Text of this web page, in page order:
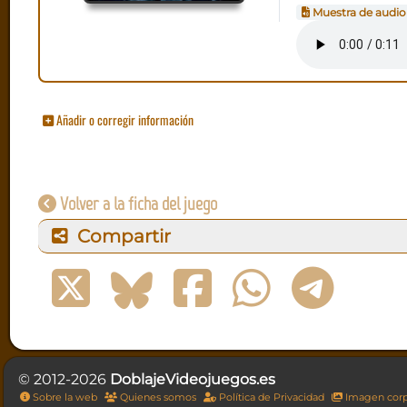
Muestra de audio
Añadir o corregir información
Volver a la ficha del juego
Compartir
© 2012-2026 DoblajeVideojuegos.es
Sobre la web Quienes somos Política de Privacidad Imagen